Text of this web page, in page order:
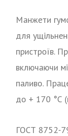
Манжети
для
пристроїв.
включаючи
паливо.
до + 170 °С
ГОСТ 8752-